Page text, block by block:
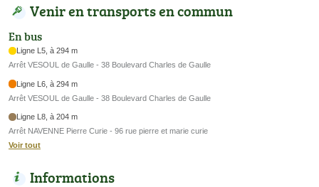
Venir en transports en commun
En bus
Ligne L5, à 294 m
Arrêt VESOUL de Gaulle - 38 Boulevard Charles de Gaulle
Ligne L6, à 294 m
Arrêt VESOUL de Gaulle - 38 Boulevard Charles de Gaulle
Ligne L8, à 204 m
Arrêt NAVENNE Pierre Curie - 96 rue pierre et marie curie
Voir tout
Informations